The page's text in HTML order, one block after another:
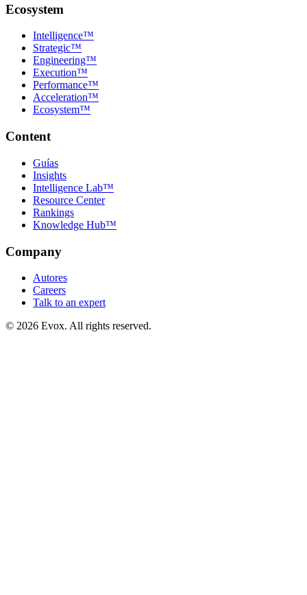
Ecosystem
Intelligence™
Strategic™
Engineering™
Execution™
Performance™
Acceleration™
Ecosystem™
Content
Guías
Insights
Intelligence Lab™
Resource Center
Rankings
Knowledge Hub™
Company
Autores
Careers
Talk to an expert
© 2026 Evox. All rights reserved.